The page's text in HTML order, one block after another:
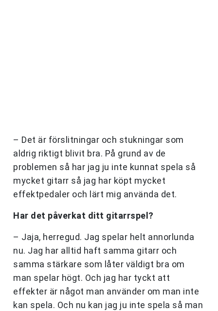
– Det är förslitningar och stukningar som
aldrig riktigt blivit bra. På grund av de
problemen så har jag ju inte kunnat spela så
mycket gitarr så jag har köpt mycket
effektpedaler och lärt mig använda det.
Har det påverkat ditt gitarrspel?
– Jaja, herregud. Jag spelar helt annorlunda
nu. Jag har alltid haft samma gitarr och
samma stärkare som låter väldigt bra om
man spelar högt. Och jag har tyckt att
effekter är något man använder om man inte
kan spela. Och nu kan jag ju inte spela så man